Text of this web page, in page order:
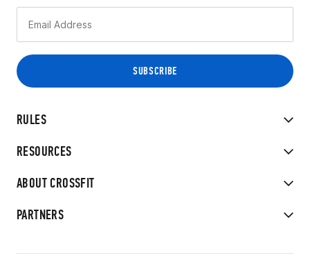
RULES
RESOURCES
ABOUT CROSSFIT
PARTNERS